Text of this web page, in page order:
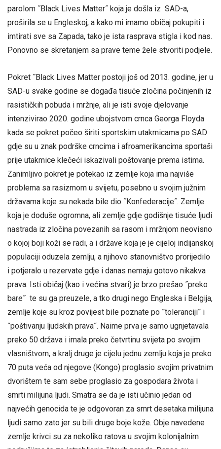
parolom ˝Black Lives Matter˝ koja je došla iz SAD-a,
proširila se u Engleskoj, a kako mi imamo običaj pokupiti i
imtirati sve sa Zapada, tako je ista rasprava stigla i kod nas.
Ponovno se skretanjem sa prave teme žele stvoriti podjele.
Pokret ˝Black Lives Matter postoji još od 2013. godine, jer u
SAD-u svake godine se događa tisuće zločina počinjenih iz
rasističkih pobuda i mržnje, ali je isti svoje djelovanje
intenzivirao 2020. godine ubojstvom crnca Georga Floyda
kada se pokret počeo širiti sportskim utakmicama po SAD
gdje su u znak podrške crncima i afroamerikancima sportaši
prije utakmice klečeći iskazivali poštovanje prema istima.
Zanimljivo pokret je potekao iz zemlje koja ima najviše
problema sa rasizmom u svijetu, posebno u svojim južnim
državama koje su nekada bile dio ˝Konfederacije˝. Zemlje
koja je doduše ogromna, ali zemlje gdje godišnje tisuće ljudi
nastrada iz zločina povezanih sa rasom i mržnjom neovisno
o kojoj boji koži se radi, a i države koja je je cijeloj indijanskoj
populaciji oduzela zemlju, a njihovo stanovništvo prorijedilo
i potjeralo u rezervate gdje i danas nemaju gotovo nikakva
prava. Isti običaj (kao i većina stvari) je brzo prešao ˝preko
bare˝ te su ga preuzele, a tko drugi nego Engleska i Belgija,
zemlje koje su kroz povijest bile poznate po ˝toleranciji˝ i
˝poštivanju ljudskih prava˝. Naime prva je samo ugnjetavala
preko 50 država i imala preko četvrtinu svijeta po svojim
vlasništvom, a kralj druge je cijelu jednu zemlju koja je preko
70 puta veća od njegove (Kongo) proglasio svojim privatnim
dvorištem te sam sebe proglasio za gospodara života i
smrti milijuna ljudi. Smatra se da je isti učinio jedan od
najvećih genocida te je odgovoran za smrt desetaka milijuna
ljudi samo zato jer su bili druge boje kože. Obje navedene
zemlje krivci su za nekoliko ratova u svojim kolonijalnim